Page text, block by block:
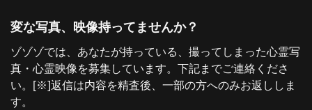
ン
変な写真、映像持ってませんか？
ゾゾゾでは、あなたが持っている、撮ってしまった心霊写
真・心霊映像を募集しています。下記までご連絡くださ
い。[※]返信は内容を精査後、一部の方へのみお返ししま
す。